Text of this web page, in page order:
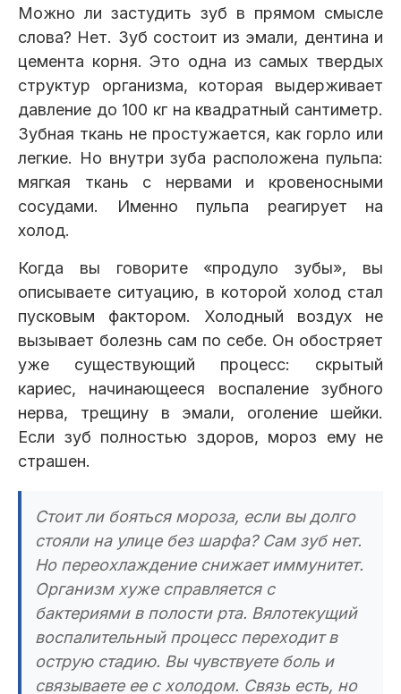
Можно ли застудить зуб в прямом смысле
слова? Нет. Зуб состоит из эмали, дентина и
цемента корня. Это одна из самых твердых
структур организма, которая выдерживает
давление до 100 кг на квадратный сантиметр.
Зубная ткань не простужается, как горло или
легкие. Но внутри зуба расположена пульпа:
мягкая ткань с нервами и кровеносными
сосудами. Именно пульпа реагирует на
холод.
Когда вы говорите «продуло зубы», вы
описываете ситуацию, в которой холод стал
пусковым фактором. Холодный воздух не
вызывает болезнь сам по себе. Он обостряет
уже существующий процесс: скрытый
кариес, начинающееся воспаление зубного
нерва, трещину в эмали, оголение шейки.
Если зуб полностью здоров, мороз ему не
страшен.
Стоит ли бояться мороза, если вы долго
стояли на улице без шарфа? Сам зуб нет.
Но переохлаждение снижает иммунитет.
Организм хуже справляется с
бактериями в полости рта. Вялотекущий
воспалительный процесс переходит в
острую стадию. Вы чувствуете боль и
связываете ее с холодом. Связь есть, но